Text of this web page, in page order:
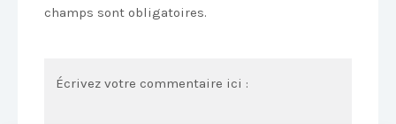
champs sont obligatoires.